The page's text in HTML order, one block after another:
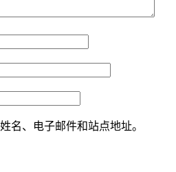
名、电子邮件和站点地址。